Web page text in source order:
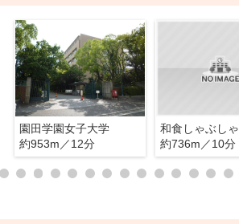
園田学園女子大学
約953m／12分
約736m／10分